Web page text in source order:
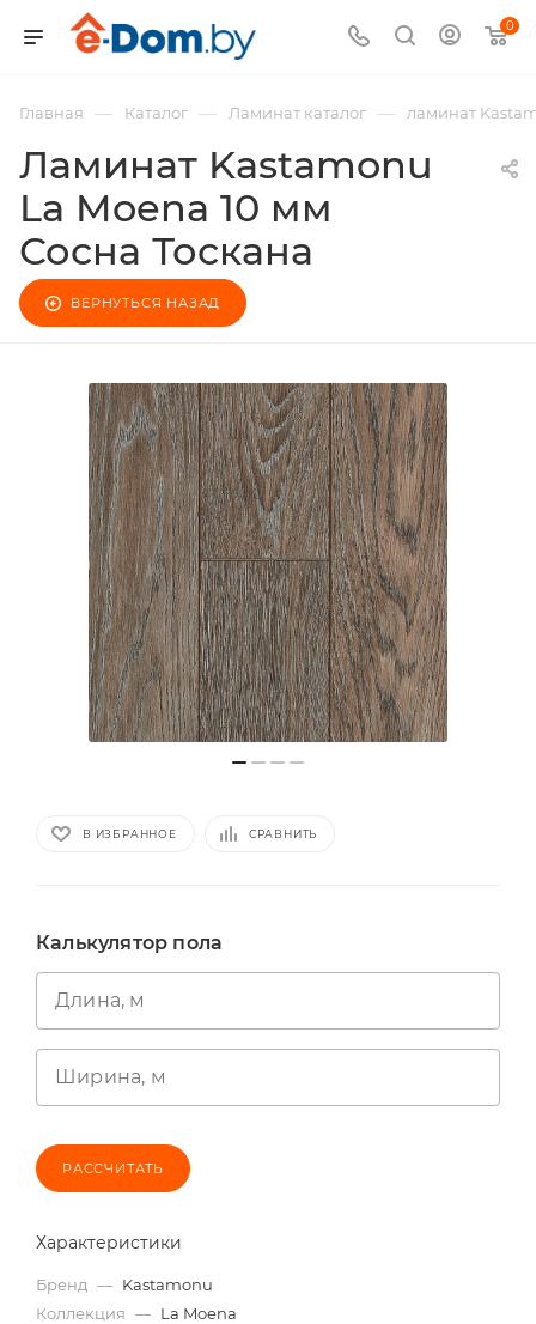
0
Главная — Каталог — Ламинат каталог — ламинат
Ламинат Kastamonu
La Moena 10 мм
Сосна Тоскана
ВЕРНУТЬСЯ НАЗАД
В ИЗБРАННОЕ СРАВНИТЬ
Калькулятор пола
Длина, м
Ширина, м
РАССЧИТАТЬ
Характеристики
Бренд — Kastamonu
Коллекция — La Moena